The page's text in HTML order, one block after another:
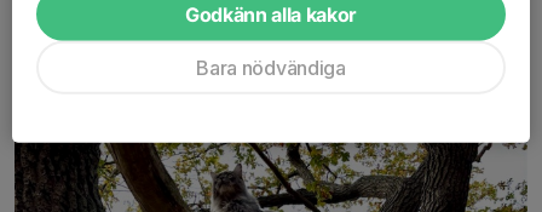
Godkänn alla kakor
Bara nödvändiga